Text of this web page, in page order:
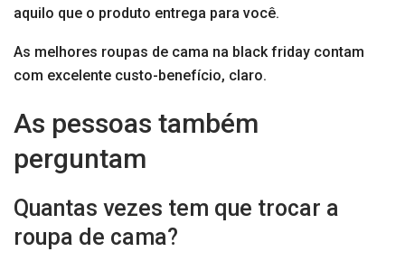
aquilo que o produto entrega para você.
As melhores roupas de cama na black friday contam
com excelente custo-benefício, claro.
As pessoas também
perguntam
Quantas vezes tem que trocar a
roupa de cama?